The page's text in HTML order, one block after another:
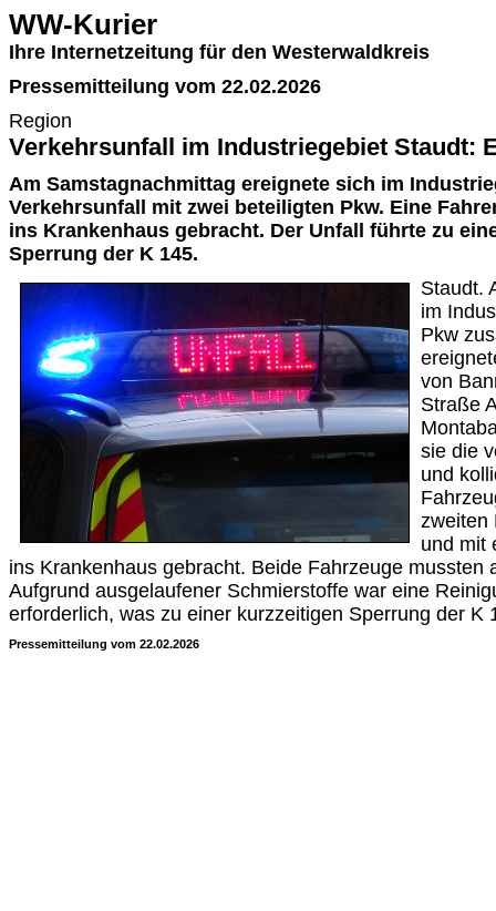
WW-Kurier
Ihre Internetzeitung für den Westerwaldkreis
Pressemitteilung vom 22.02.2026
Region
Verkehrsunfall im Industriegebiet Staudt:
Am Samstagnachmittag ereignete sich im
Verkehrsunfall mit zwei beteiligten Pkw. Eine
ins Krankenhaus gebracht. Der Unfall führte zu
Sperrung der K 145.
Staudt.
im
Pkw
von
Straße
sie die
und
zweiten
und mit
ins Krankenhaus gebracht. Beide Fahrzeuge mussten
Aufgrund ausgelaufener Schmierstoffe war eine
erforderlich, was zu einer kurzzeitigen Sperrung der K
Pressemitteilung vom 22.02.2026